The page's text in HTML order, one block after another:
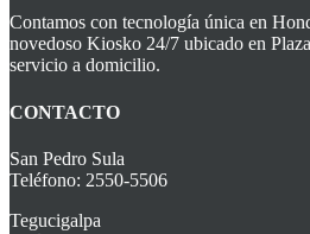
Contamos con tecnología única en
novedoso Kiosko 24/7 ubicado en
servicio a domicilio.
CONTACTO
San Pedro Sula
Teléfono: 2550-5506
Tegucigalpa